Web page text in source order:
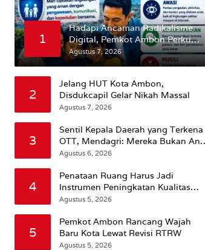
1
Hadapi Ancaman Radikalisme
Digital, Pemkot Ambon Perkuat
Peran Keluarga
Agustus 7, 2026
2
Jelang HUT Kota Ambon,
Disdukcapil Gelar Nikah Massal
Agustus 7, 2026
3
Sentil Kepala Daerah yang Terkena
OTT, Mendagri: Mereka Bukan
Kemarin Sore
Agustus 6, 2026
4
Penataan Ruang Harus Jadi
Instrumen Peningkatan Kualitas
Hidup Masyarakat, Wattimena:
Susun RDTR Sebagai Dasar Hukum
Agustus 5, 2026
5
Pemkot Ambon Rancang Wajah
Baru Kota Lewat Revisi RTRW
Agustus 5, 2026